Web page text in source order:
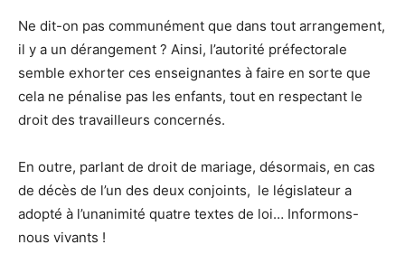
Ne dit-on pas communément que dans tout arrangement,
il y a un dérangement ? Ainsi, l’autorité préfectorale
semble exhorter ces enseignantes à faire en sorte que
cela ne pénalise pas les enfants, tout en respectant le
droit des travailleurs concernés.
En outre, parlant de droit de mariage, désormais, en cas
de décès de l’un des deux conjoints, le législateur a
adopté à l’unanimité quatre textes de loi… Informons-
nous vivants !